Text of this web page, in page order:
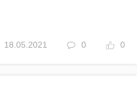
18.05.2021 0 0